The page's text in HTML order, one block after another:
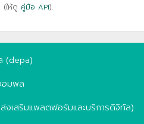
(ให้ดู คู่มือ API).
(depa)
อมพล
เสริมแพลตฟอร์มและบริการดิจิทัล)